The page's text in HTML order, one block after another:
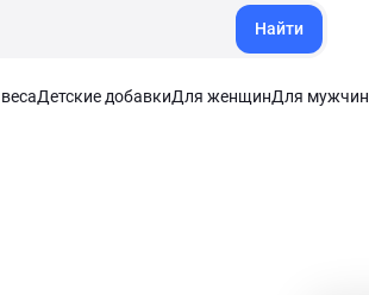
Найти
Детские добавкиДля женщинДля мужчин